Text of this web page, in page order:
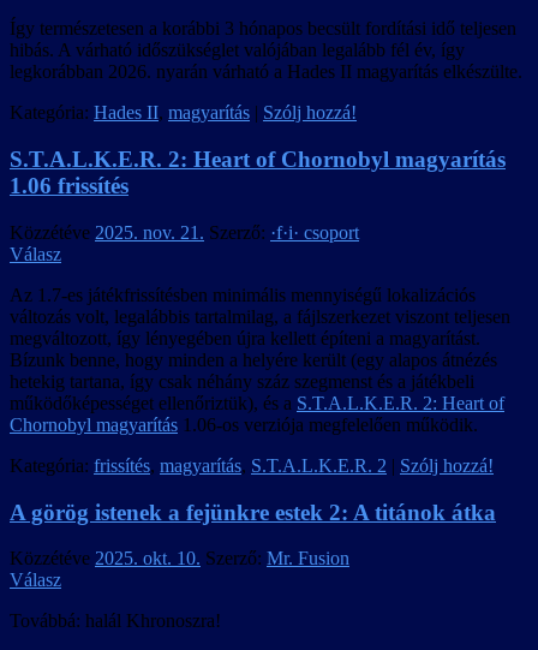
Így természetesen a korábbi 3 hónapos becsült fordítási idő teljesen
hibás. A várható időszükséglet valójában legalább fél év, így
legkorábban 2026. nyarán várható a Hades II magyarítás elkészülte.
Kategória: Hades II, magyarítás | Szólj hozzá!
S.T.A.L.K.E.R. 2: Heart of Chornobyl magyarítás
1.06 frissítés
Közzétéve 2025. nov. 21. Szerző: ·f·i· csoport
Válasz
Az 1.7-es játékfrissítésben minimális mennyiségű lokalizációs
változás volt, legalábbis tartalmilag, a fájlszerkezet viszont teljesen
megváltozott, így lényegében újra kellett építeni a magyarítást.
Bízunk benne, hogy minden a helyére került (egy alapos átnézés
hetekig tartana, így csak néhány száz szegmenst és a játékbeli
működőképességet ellenőriztük), és a S.T.A.L.K.E.R. 2: Heart of
Chornobyl magyarítás 1.06-os verziója megfelelően működik.
Kategória: frissítés, magyarítás, S.T.A.L.K.E.R. 2 | Szólj hozzá!
A görög istenek a fejünkre estek 2: A titánok átka
Közzétéve 2025. okt. 10. Szerző: Mr. Fusion
Válasz
Továbbá: halál Khronoszra!